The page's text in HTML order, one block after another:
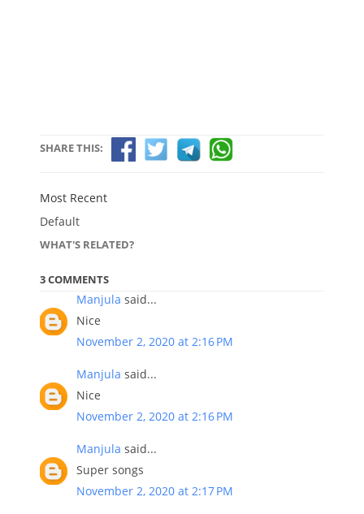
SHARE THIS:
Most Recent
Default
WHAT'S RELATED?
3 COMMENTS
Manjula said...
Nice
November 2, 2020 at 2:16 PM
Manjula said...
Nice
November 2, 2020 at 2:16 PM
Manjula said...
Super songs
November 2, 2020 at 2:17 PM